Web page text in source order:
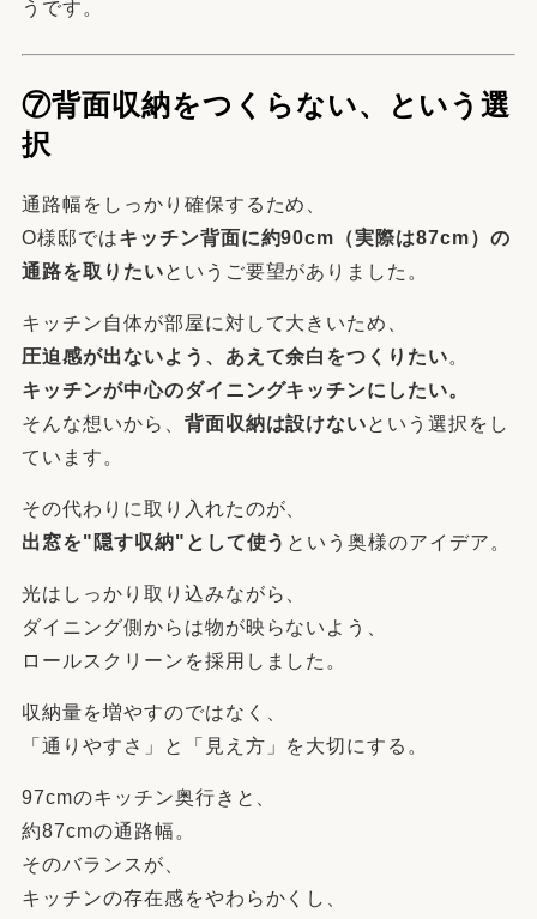
うです。
⑦背面収納をつくらない、という選
択
通路幅をしっかり確保するため、
O様邸ではキッチン背面に約90cm（実際は87cm）の
通路を取りたいというご要望がありました。
キッチン自体が部屋に対して大きいため、
圧迫感が出ないよう、あえて余白をつくりたい。
キッチンが中心のダイニングキッチンにしたい。
そんな想いから、 背面収納は設けないという選択をし
ています。
その代わりに取り入れたのが、
出窓を"隠す収納"として使う という奥様のアイデア。
光はしっかり取り込みながら、
ダイニング側からは物が映らないよう、
ロールスクリーンを採用しました。
収納量を増やすのではなく、
「通りやすさ」と「見え方」を大切にする。
97cmのキッチン奥行きと、
約87cmの通路幅。
そのバランスが、
キッチンの存在感をやわらかくし、